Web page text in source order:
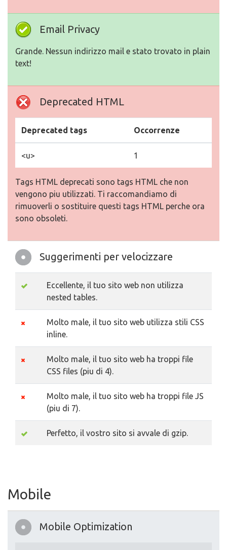
Email Privacy
Grande. Nessun indirizzo mail e stato trovato in plain
text!
Deprecated HTML
Deprecated tags Occorrenze
<u> 1
Tags HTML deprecati sono tags HTML che non
vengono piu utilizzati. Ti raccomandiamo di
rimuoverli o sostituire questi tags HTML perche ora
sono obsoleti.
Suggerimenti per velocizzare
Eccellente, il tuo sito web non utilizza
nested tables.
Molto male, il tuo sito web utilizza stili CSS
inline.
Molto male, il tuo sito web ha troppi file
CSS files (piu di 4).
Molto male, il tuo sito web ha troppi file JS
(piu di 7).
Perfetto, il vostro sito si avvale di gzip.
Mobile
Mobile Optimization